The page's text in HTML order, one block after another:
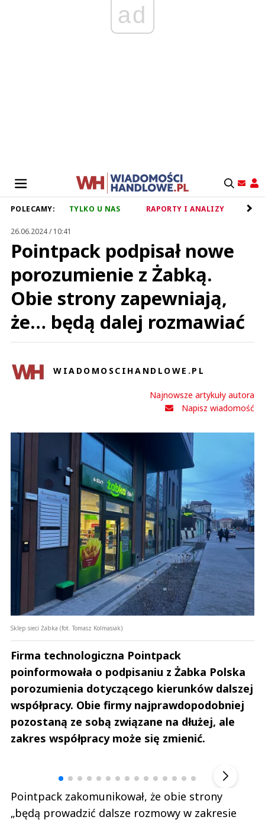
ad
POLECAMY: TYLKO U NAS RAPORTY I ANALIZY
26.06.2024 / 10:41
Pointpack podpisał nowe
porozumienie z Żabką.
Obie strony zapewniają,
że… będą dalej rozmawiać
WIADOMOSCIHANDLOWE.PL
Najnowsze artykuły autora
Napisz wiadomość
Sklep sieci Żabka (fot. Tomasz Kolmasiak)
Firma technologiczna Pointpack
poinformowała o podpisaniu z Żabka Polska
porozumienia dotyczącego kierunków dalszej
współpracy. Obie firmy najprawdopodobniej
pozostaną ze sobą związane na dłużej, ale
zakres współpracy może się zmienić.
Pointpack zakomunikował, że obie strony
„będą prowadzić dalsze rozmowy w zakresie